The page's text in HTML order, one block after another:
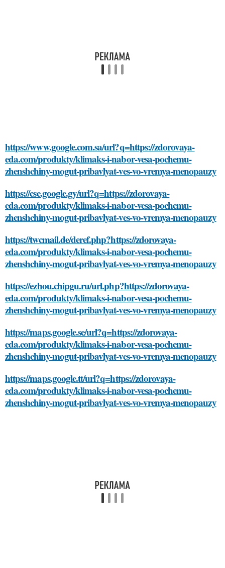
https://www.google.com.sa/url?q=https://zdorovaya-
eda.com/produkty/klimaks-i-nabor-vesa-pochemu-
zhenshchiny-mogut-pribavlyat-ves-vo-vremya-menopauzy
https://cse.google.gy/url?q=https://zdorovaya-
eda.com/produkty/klimaks-i-nabor-vesa-pochemu-
zhenshchiny-mogut-pribavlyat-ves-vo-vremya-menopauzy
https://twcmail.de/deref.php?https://zdorovaya-
eda.com/produkty/klimaks-i-nabor-vesa-pochemu-
zhenshchiny-mogut-pribavlyat-ves-vo-vremya-menopauzy
https://ezhou.chipgu.ru/url.php?https://zdorovaya-
eda.com/produkty/klimaks-i-nabor-vesa-pochemu-
zhenshchiny-mogut-pribavlyat-ves-vo-vremya-menopauzy
https://maps.google.se/url?q=https://zdorovaya-
eda.com/produkty/klimaks-i-nabor-vesa-pochemu-
zhenshchiny-mogut-pribavlyat-ves-vo-vremya-menopauzy
https://maps.google.tt/url?q=https://zdorovaya-
eda.com/produkty/klimaks-i-nabor-vesa-pochemu-
zhenshchiny-mogut-pribavlyat-ves-vo-vremya-menopauzy